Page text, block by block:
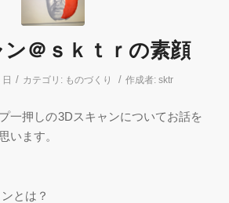
＠ｓｋｔｒの素顔
/ カテゴリ: ものづくり / 作成者: sktr
一押しの3Dスキャンについてお話を
います。
とは？